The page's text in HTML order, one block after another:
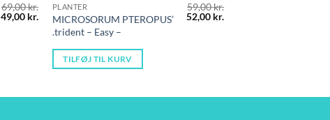
69,00kr.
Den
oprindelige
49,00 kr. Den
aktuelle
pris
49,00 kr..
PLANTER
MICROSORUM PTEROPUS’
.trident – Easy –
59,00kr.
Den
oprindelige
52,00 kr.
TILFØJ TIL KURV